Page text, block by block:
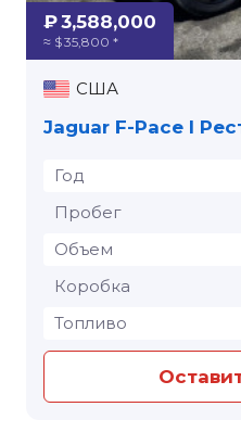
₽ 3,588,000
≈ $ 35,800 *
США
Jaguar F-Pace I
Год
Пробег
Объем
Коробка
Топливо